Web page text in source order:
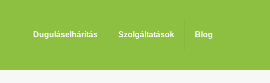
Duguláselhárítás Szolgáltatások Blog